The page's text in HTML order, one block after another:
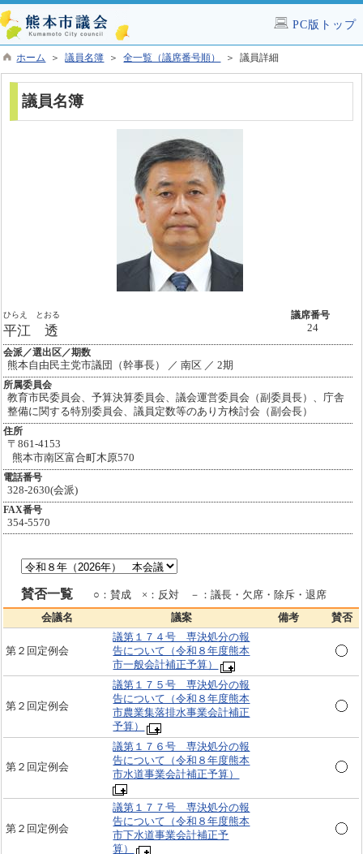
PC版トップ
ホーム ＞議員名簿 ＞全一覧（議席番号順） ＞ 議員詳細
議員名簿
ひらえ とおる
平江 透
議席番号
24
会派／選出区／期数
熊本自由民主党市議団（幹事長） ／ 南区 ／ 2期
所属委員会
教育市民委員会、予算決算委員会、議会運営委員会（副委員長）、庁舎
整備に関する特別委員会、議員定数等のあり方検討会（副会長）
住所
〒861-4153
熊本市南区富合町木原570
電話番号
328-2630(会派)
FAX番号
354-5570
賛否一覧 ○：賛成 ×：反対 －：議長・欠席・除斥・退席
会議名 議案 備考 賛否
第２回定例会
議第１７４号 専決処分の報
告について（令和８年度熊本
市一般会計補正予算）
第２回定例会
議第１７５号 専決処分の報
告について（令和８年度熊本
市農業集落排水事業会計補正
予算）
第２回定例会
議第１７６号 専決処分の報
告について（令和８年度熊本
市水道事業会計補正予算）
第２回定例会
議第１７７号 専決処分の報
告について（令和８年度熊本
市下水道事業会計補正予
算）